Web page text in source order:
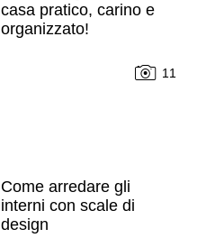
casa pratico, carino e
organizzato!
11
Come arredare gli
interni con scale di
design